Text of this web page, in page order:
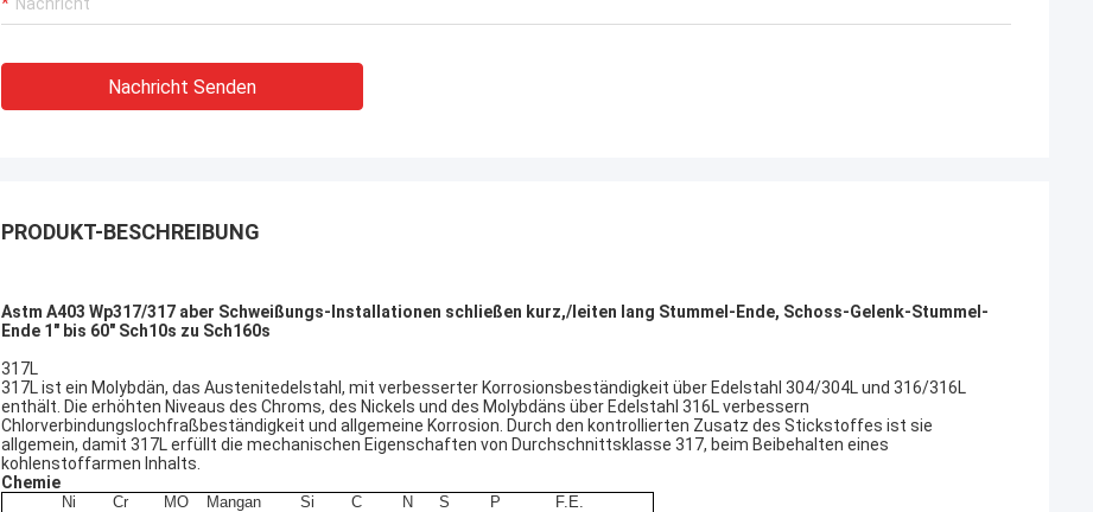
Nachricht Senden
PRODUKT-BESCHREIBUNG
Astm A403 Wp317/317 aber Schweißungs-Installationen schließen kurz,/leiten lang Stummel-Ende, Schoss-Gelenk-Stummel-
Ende 1" bis 60" Sch10s zu Sch160s
317L
317L ist ein Molybdän, das Austenitedelstahl, mit verbesserter Korrosionsbeständigkeit über Edelstahl 304/304L und 316/316L
enthält. Die erhöhten Niveaus des Chroms, des Nickels und des Molybdäns über Edelstahl 316L verbessern
Chlorverbindungslochfraßbeständigkeit und allgemeine Korrosion. Durch den kontrollierten Zusatz des Stickstoffes ist sie
allgemein, damit 317L erfüllt die mechanischen Eigenschaften von Durchschnittsklasse 317, beim Beibehalten eines
kohlenstoffarmen Inhalts.
Chemie
Ni Cr MO Mangan Si C N S P
F.E.